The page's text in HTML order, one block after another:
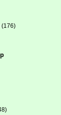
(176)